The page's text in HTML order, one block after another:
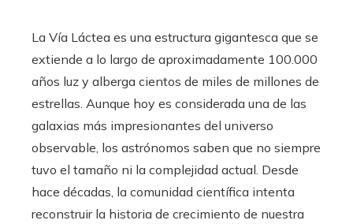
La Vía Láctea es una estructura gigantesca que se
extiende a lo largo de aproximadamente 100.000
años luz y alberga cientos de miles de millones de
estrellas. Aunque hoy es considerada una de las
galaxias más impresionantes del universo
observable, los astrónomos saben que no siempre
tuvo el tamaño ni la complejidad actual. Desde
hace décadas, la comunidad científica intenta
reconstruir la historia de crecimiento de nuestra